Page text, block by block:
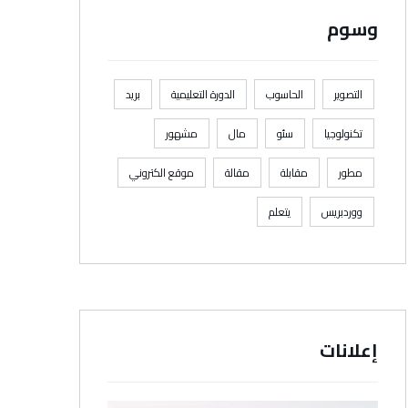
وسوم
التصوير الحاسوب الدورة التعليمية
بريد
تكنولوجيا
سئو مال
مشهور
مطور
مقابلة مقالة
موقع الكتروني
ووردبريس
يتعلم
إعلانات